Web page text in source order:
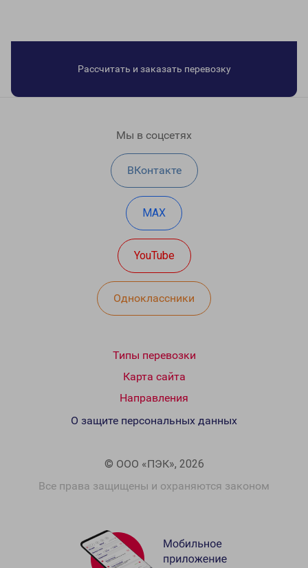
Рассчитать и заказать перевозку
Мы в соцсетях
ВКонтакте
MAX
YouTube
Одноклассники
Типы перевозки
Карта сайта
Направления
© ООО «ПЭК», 2026
Все права защищены и охраняются законом
О защите персональных данных